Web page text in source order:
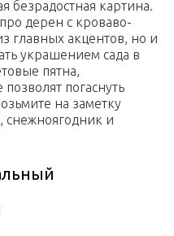
безрадостная картина.
дерен с кроваво-
главных акцентов, но и
украшением сада в
пятна,
погаснуть
на заметку
снежноягодник и